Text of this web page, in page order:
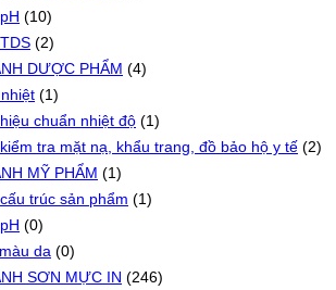
(10)
(2)
DƯỢC PHẨM (4)
(1)
chuẩn nhiệt độ (1)
tra mặt nạ, khẩu trang, đồ bảo hộ y tế (2)
MỸ PHẨM (1)
trúc sản phẩm (1)
(0)
da (0)
SƠN MỰC IN (246)